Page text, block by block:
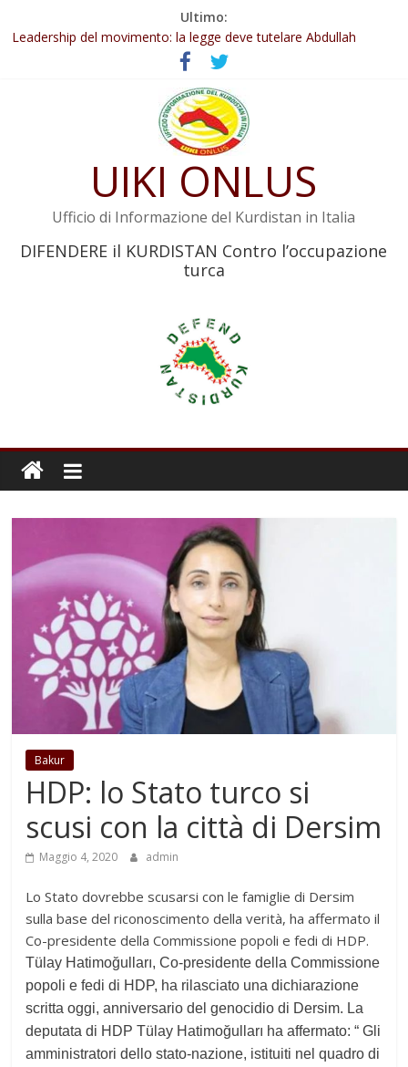
Ultimo:
Abdullah Öcalan: Le legge negativa deve essere trasformata in
legge positiva
Leadership del movimento: la legge deve tutelare Abdullah
Öcalan e l’intero movimento
Commissione donne del KNK: Şengal è di nuovo sotto minaccia
Non tenere conto della situazione di Rêber Apo ostacolerebbe
Il KNK chiede un’azione internazionale contro i crimini di guerra
UIKI ONLUS
Ufficio di Informazione del Kurdistan in Italia
DIFENDERE il KURDISTAN Contro l’occupazione
turca
Bakur
HDP: lo Stato turco si
scusi con la città di Dersim
Maggio 4, 2020 admin
Lo Stato dovrebbe scusarsi con le famiglie di Dersim
sulla base del riconoscimento della verità, ha affermato il
Co-presidente della Commissione popoli e fedi di HDP.
Tülay Hatimoğulları,Co-presidente della Commissione
popoli e fedi di HDP, ha rilasciato una dichiarazione
scritta oggi, anniversario del genocidio di Dersim. La
deputata di HDPTülay Hatimoğulları ha affermato: “ Gli
amministratori dello stato-nazione, istituiti nel quadro di